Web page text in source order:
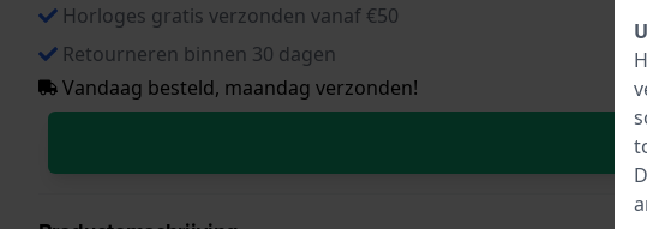
Horloges gratis verzonden vanaf €50
Retourneren binnen 30 dagen
Vandaag besteld, maandag verzonden!